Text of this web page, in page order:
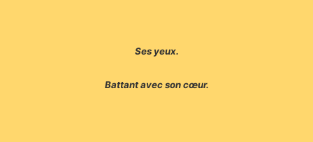
Ses yeux.
Battant avec son cœur.